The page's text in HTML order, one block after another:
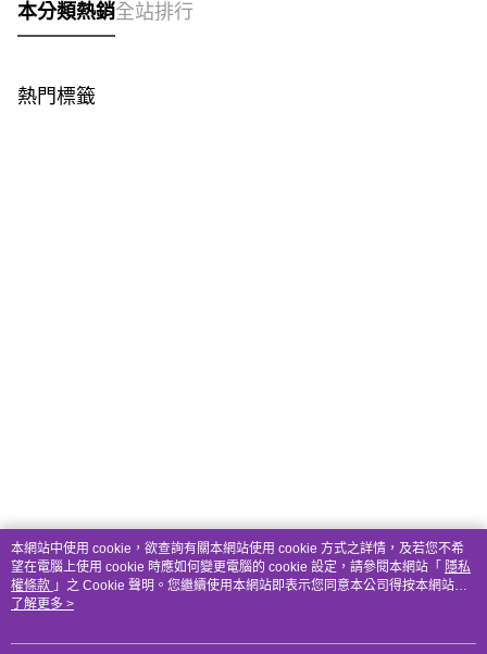
本分類熱銷全站排行
熱門標籤
本網站中使用 cookie，欲查詢有關本網站使用 cookie 方式之詳情，及若您不希
望在電腦上使用 cookie 時應如何變更電腦的 cookie 設定，請參閱本網站「 隱私
權條款 」之 Cookie 聲明。您繼續使用本網站即表示您同意本公司得按本網站使
用條款之 Cookie 聲明使用 cookie。
了解更多 >